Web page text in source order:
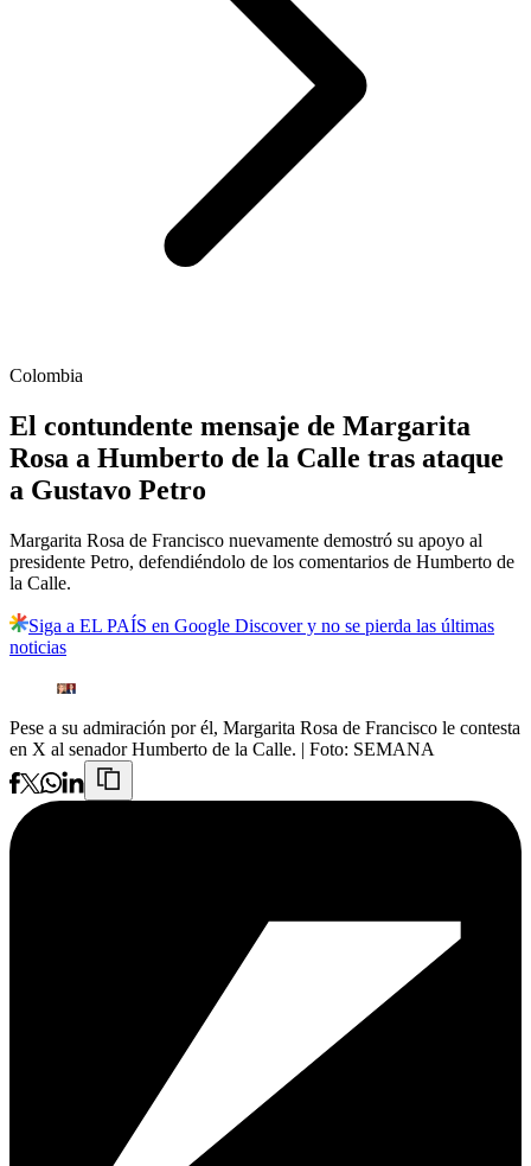
Colombia
El contundente mensaje de Margarita
Rosa a Humberto de la Calle tras ataque
a Gustavo Petro
Margarita Rosa de Francisco nuevamente demostró su apoyo al
presidente Petro, defendiéndolo de los comentarios de Humberto de
la Calle.
Siga a EL PAÍS en Google Discover y no se pierda las últimas
noticias
Pese a su admiración por él, Margarita Rosa de Francisco le contesta
en X al senador Humberto de la Calle. | Foto: SEMANA